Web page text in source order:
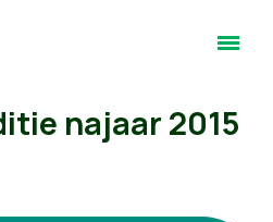
najaar 2015